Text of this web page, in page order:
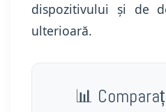
dispozitivului și de
ulterioară.
📊